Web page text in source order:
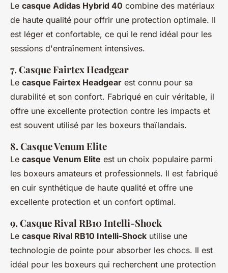
Le casque Adidas Hybrid 40 combine des matériaux
de haute qualité pour offrir une protection optimale. Il
est léger et confortable, ce qui le rend idéal pour les
sessions d'entraînement intensives.
7. Casque Fairtex Headgear
Le casque Fairtex Headgear est connu pour sa
durabilité et son confort. Fabriqué en cuir véritable, il
offre une excellente protection contre les impacts et
est souvent utilisé par les boxeurs thaïlandais.
8. Casque Venum Elite
Le casque Venum Elite est un choix populaire parmi
les boxeurs amateurs et professionnels. Il est fabriqué
en cuir synthétique de haute qualité et offre une
excellente protection et un confort optimal.
9. Casque Rival RB10 Intelli-Shock
Le casque Rival RB10 Intelli-Shock utilise une
technologie de pointe pour absorber les chocs. Il est
idéal pour les boxeurs qui recherchent une protection